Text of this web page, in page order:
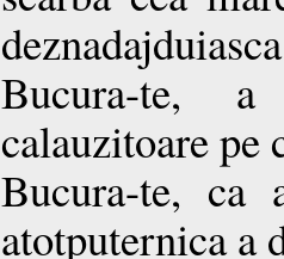
Bucura-te, a
calauzitoare pe
Bucura-te, ca
atotputernica a